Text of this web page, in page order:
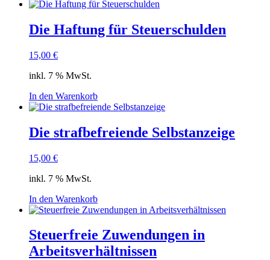
Die Haftung für Steuerschulden
15,00 €
inkl. 7 % MwSt.
In den Warenkorb
Die strafbefreiende Selbstanzeige
15,00 €
inkl. 7 % MwSt.
In den Warenkorb
Steuerfreie Zuwendungen in
Arbeitsverhältnissen